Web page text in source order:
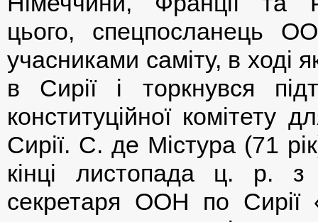
цього, спецпосланець
учасниками саміту, в ході
в Сирії і торкнувся
конституційної комітету
Сирії. С. де Містура (71
кінці листопада ц. р. з
секретаря ООН по Сирії